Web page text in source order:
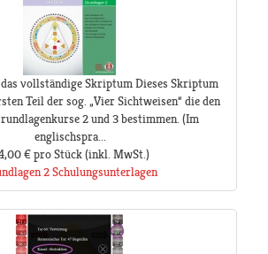
vollständige Skriptum Dieses Skriptum
Teil der sog. „Vier Sichtweisen“ die den
2 und 3 bestimmen. (Im
englischspra...
€ pro Stück(inkl. MwSt.)
2 Schulungsunterlagen